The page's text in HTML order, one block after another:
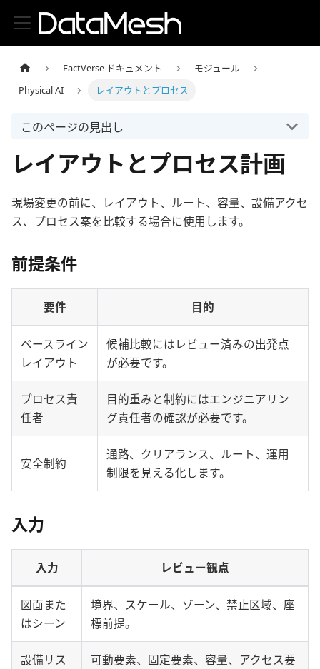
FactVerse ドキュメント
モジュール
Physical AI
レイアウトとプロセス
このページの見出し
レイアウトとプロセス計画
現場変更の前に、レイアウト、ルート、容量、設備アクセ
ス、プロセス案を比較する場合に使用します。
前提条件
要件 目的
ベースライン
レイアウト
候補比較にはレビュー済みの出発点
が必要です。
プロセス責
任者
目的重みと制約にはエンジニアリン
グ責任者の確認が必要です。
安全制約
通路、クリアランス、ルート、運用
制限を見える化します。
入力
入力 レビュー観点
図面また
はシーン
境界、スケール、ゾーン、禁止区域、座
標前提。
設備リス
可動要素、固定要素、容量、アクセス要